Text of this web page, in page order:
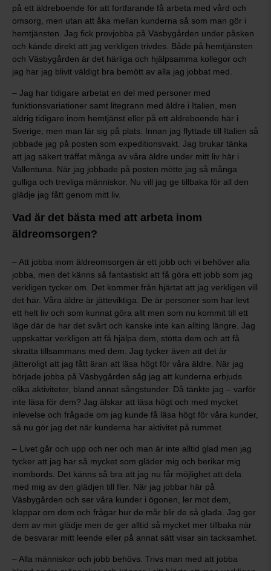
på ett äldreboende för att fortfarande få arbeta med vård och
omsorg, men utan att åka mellan kunderna så som man gör i
hemtjänsten. Jag fick provjobba på Väsbygården under påsken
och kände direkt att jag verkligen trivdes. Både på hemtjänsten
och Väsbygården är det härliga och hjälpsamma kollegor och
jag har jag blivit väldigt bra bemött av alla jag jobbat med.
– Jag har tidigare arbetat en del med personer med
funktionsvariationer samt litegrann med äldre i Italien, men
aldrig tidigare inom hemtjänst eller på ett äldreboende här i
Sverige, men man lär sig på plats. Innan jag flyttade till Italien så
jobbade jag på posten som expeditionsvakt. Jag brukar tänka
att jag säkert träffat många av våra äldre under mitt liv här i
Vallentuna. När jag jobbade på posten mötte jag så många
gulliga och trevliga människor. Nu vill jag ge tillbaka för all den
glädje jag fått genom mitt liv.
Vad är det bästa med att arbeta inom
äldreomsorgen?
– Att jobba inom äldreomsorgen är ett jobb och vi behöver alla
jobba, men det känns så fantastiskt att få göra ett jobb som jag
verkligen tycker om. Det kommer från hjärtat att jag verkligen vill
det här. Våra äldre är jätteviktiga. De är personer som har levt
ett helt liv och som kunnat göra allt men som nu kommit till ett
läge där de har det svårt och kanske inte kan allting längre. Jag
uppskattar verkligen att få hjälpa dem, stötta dem och att få
skratta tillsammans med dem. Jag tycker även att det är
jätteroligt att jag fått äran att läsa högt för våra äldre. När jag
började jobba på Väsbygården såg jag att kunderna erbjuds
olika aktiviteter, bland annat sångstunder. Då tänkte jag – varför
inte läsa för dem? Jag älskar att läsa högt och med mycket
inlevelse och frågade om jag kunde få läsa högt för våra kunder,
så nu gör jag det när kunderna har aktivitet på rummet.
– Livet går och upp och ner och man är inte alltid glad men jag
tycker att jag har så mycket som gläder mig och berikar mig
inombords. Det känns så bra att jag nu får möjlighet att dela
med mig av den glädjen till fler. När jag jobbar här på
Väsbygården och ser våra kunder i ögonen, ler mot dem,
klappar om dem och frågar hur de mår blir de så glada. Jag ger
dem av min glädje men de ger alltid så mycket mer tillbaka när
de besvarar mitt leende eller på annat sätt visar sin tacksamhet.
– Alla människor och jobb behövs. Trivs man med att jobba